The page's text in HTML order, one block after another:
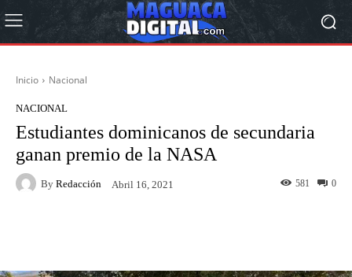
Inicio Nacional
NACIONAL
Estudiantes dominicanos de secundaria
ganan premio de la NASA
By Redacción Abril 16, 2021 0
581